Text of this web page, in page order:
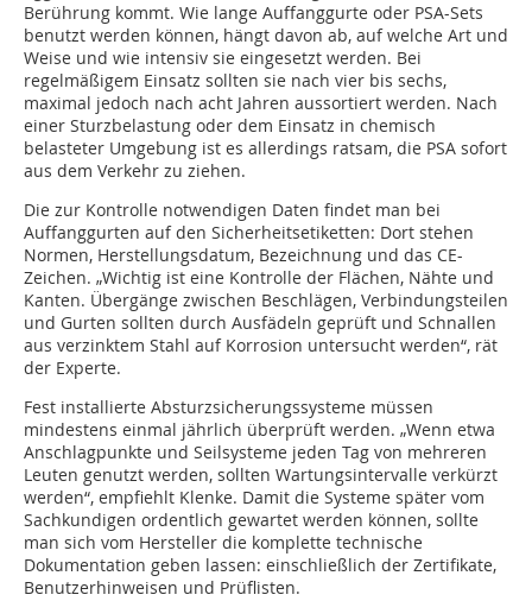
Berührung kommt. Wie lange Auffanggurte oder PSA-Sets
benutzt werden können, hängt davon ab, auf welche Art und
Weise und wie intensiv sie eingesetzt werden. Bei
regelmäßigem Einsatz sollten sie nach vier bis sechs,
maximal jedoch nach acht Jahren aussortiert werden. Nach
einer Sturzbelastung oder dem Einsatz in chemisch
belasteter Umgebung ist es allerdings ratsam, die PSA sofort
aus dem Verkehr zu ziehen.
Die zur Kontrolle notwendigen Daten findet man bei
Auffanggurten auf den Sicherheitsetiketten: Dort stehen
Normen, Herstellungsdatum, Bezeichnung und das CE-
Zeichen. „Wichtig ist eine Kontrolle der Flächen, Nähte und
Kanten. Übergänge zwischen Beschlägen, Verbindungsteilen
und Gurten sollten durch Ausfädeln geprüft und Schnallen
aus verzinktem Stahl auf Korrosion untersucht werden“, rät
der Experte.
Fest installierte Absturzsicherungssysteme müssen
mindestens einmal jährlich überprüft werden. „Wenn etwa
Anschlagpunkte und Seilsysteme jeden Tag von mehreren
Leuten genutzt werden, sollten Wartungsintervalle verkürzt
werden“, empfiehlt Klenke. Damit die Systeme später vom
Sachkundigen ordentlich gewartet werden können, sollte
man sich vom Hersteller die komplette technische
Dokumentation geben lassen: einschließlich der Zertifikate,
Benutzerhinweisen und Prüflisten.